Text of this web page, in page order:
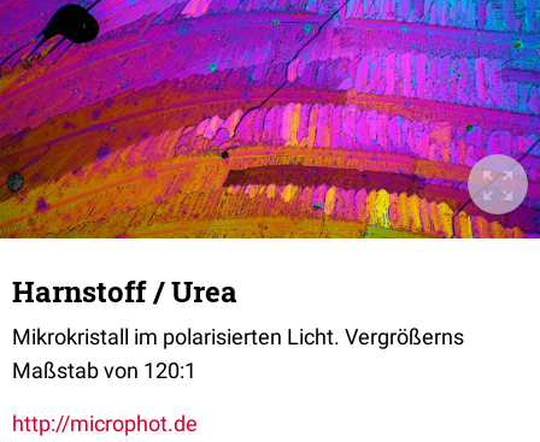
Harnstoff / Urea
Mikrokristall im polarisierten Licht. Vergrößerns
Maßstab von 120:1
http://microphot.de